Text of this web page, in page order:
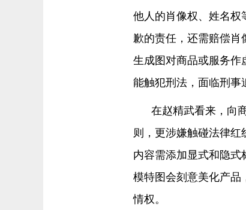
他人的肖像权、姓名
歉的责任，还需赔偿
生成图对商品或服务
能触犯刑法，面临刑事
在赵精武看来，向
则，更涉嫌触碰法律
内容需添加显式和隐式
模特图会刻意美化产
情权。